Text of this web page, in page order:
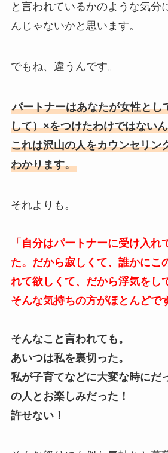
と言われているかのような気分
んじゃないかと思います。
でもね、違うんです。
パートナーはあなたが女性とし
して）×をつけたわけではない
これは沢山の人をカウンセリン
わかります。
それよりも。
「 自分はパートナーに受け入れ
た。だから寂しくて、誰かにこ
れて欲しくて、だから浮気をし
そんな気持ちの方がほとんどで
そんなこと言われても。
あいつは私を裏切った。
私が子育てなどに大変な時にだ
の人とお楽しみだった！
許せない！